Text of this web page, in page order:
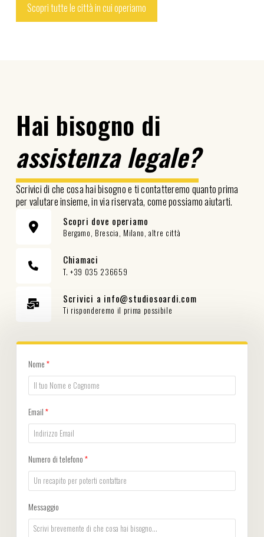
Scopri tutte le città in cui operiamo
Hai bisogno di
assistenza legale?
Scrivici di che cosa hai bisogno e ti contatteremo quanto prima
per valutare insieme, in via riservata, come possiamo aiutarti.
Scopri dove operiamo
Bergamo, Brescia, Milano, altre città
Chiamaci
T. +39 035 236659
Scrivici a info@studiosoardi.com
Ti risponderemo il prima possibile
Nome*
Email*
Numero di telefono*
Messaggio